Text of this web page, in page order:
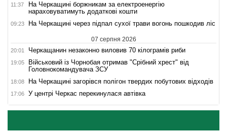
11:37
На Черкащині боржникам за електроенергію
нараховуватимуть додаткові кошти
09:23 На Черкащині через підпал сухої трави вогонь пошкодив ліс
07 серпня 2026
20:01 Черкащанин незаконно виловив 70 кілограмів риби
19:05
Військовий із Чорнобая отримав "Срібний хрест" від
Головнокомандувача ЗСУ
18:08 На Черкащині загорівся полігон твердих побутових відходів
17:06 У центрі Черкас перекинулася автівка